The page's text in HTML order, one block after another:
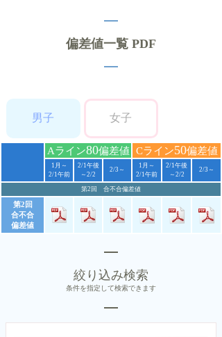
偏差値一覧 PDF
男子 女子
Aライン80偏差値 Cライン50偏差値
1月～
2/1午前
2/1午後
～2/2
2/3～
1月～
2/1午前
2/1午後
～2/2
2/3～
第2回 合不合偏差値
第2回
合不合
偏差値
絞り込み検索
条件を指定して検索できます